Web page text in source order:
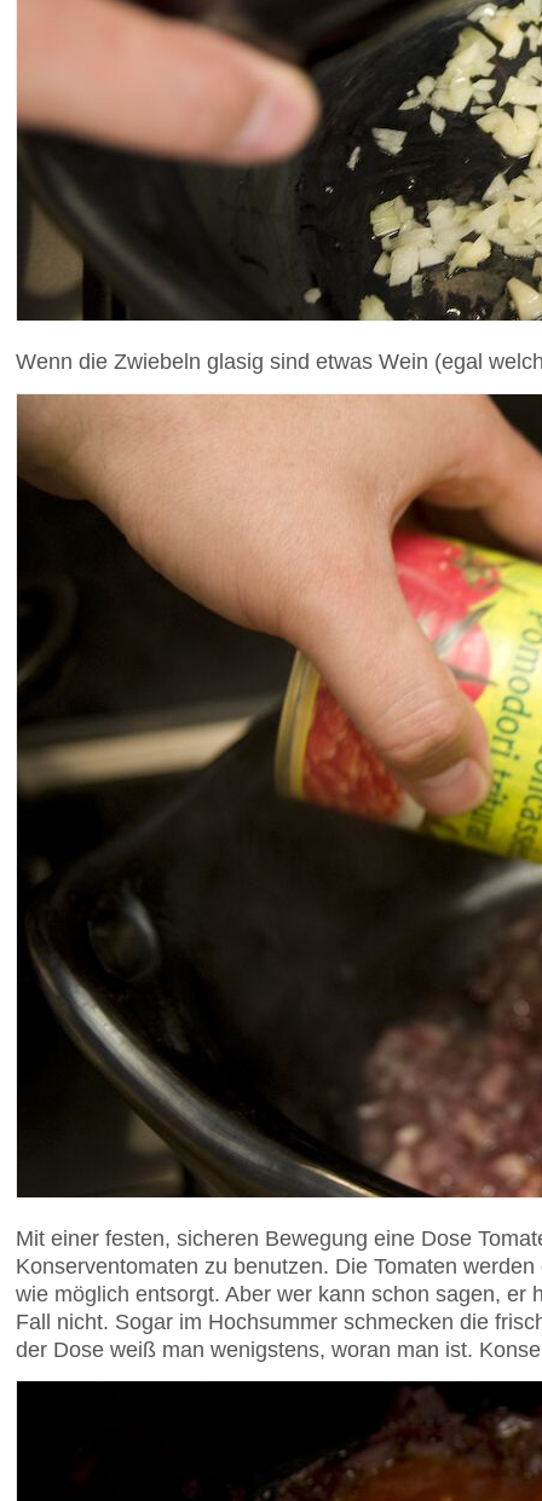
Wenn die Zwiebeln glasig sind etwas Wein (egal
Mit einer festen, sicheren Bewegung eine Dose
Konserventomaten zu benutzen. Die Tomaten
wie möglich entsorgt. Aber wer kann schon sagen,
Fall nicht. Sogar im Hochsummer schmecken die
der Dose weiß man wenigstens, woran man ist.